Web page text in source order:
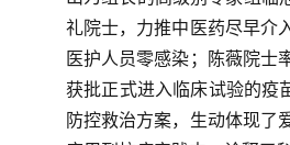
礼院士，力推中医药尽早介
医护人员零感染；陈薇院士
获批正式进入临床试验的
防控救治方案，生动体现了